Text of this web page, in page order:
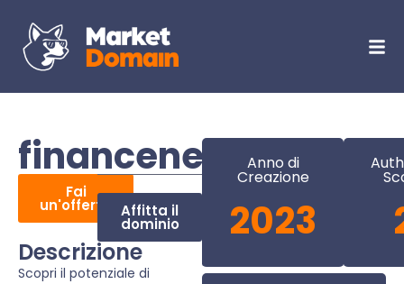
financenetwork.it
Fai
un'offerta Affitta il
dominio
Descrizione
Scopri il potenziale di
Anno di
Creazione
2023